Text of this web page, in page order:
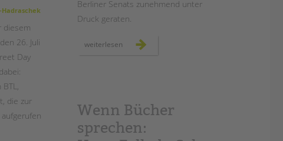
Berliner Senats zunehmend unter
Druck geraten.
weiterlesen
wedding
Hadraschek
diesem
26. Juli
Day
die zur
Wenn Bücher
sprechen: